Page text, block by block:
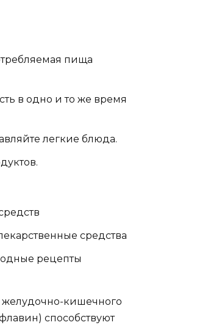
пища
в одно и то же время
легкие блюда.
средства
рецепты
кишечного
способствуют